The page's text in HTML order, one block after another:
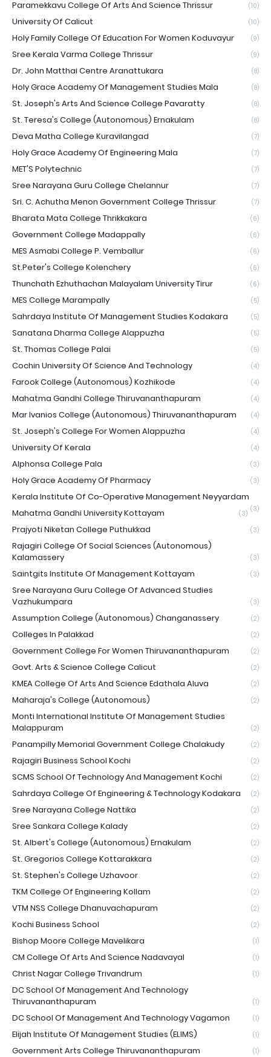
Paramekkavu College Of Arts And Science Thrissur (10)
University Of Calicut (10)
Holy Family College Of Education For Women Koduvayur (9)
Sree Kerala Varma College Thrissur (9)
Dr. John Matthai Centre Aranattukara (8)
Holy Grace Academy Of Management Studies Mala (8)
St. Joseph's Arts And Science College Pavaratty (8)
St. Teresa's College (Autonomous) Ernakulam (8)
Deva Matha College Kuravilangad (7)
Holy Grace Academy Of Engineering Mala (7)
MET'S Polytechnic (7)
Sree Narayana Guru College Chelannur (7)
Sri. C. Achutha Menon Government College Thrissur (7)
Bharata Mata College Thrikkakara (6)
Government College Madappally (6)
MES Asmabi College P. Vemballur (6)
St.Peter's College Kolenchery (6)
Thunchath Ezhuthachan Malayalam University Tirur (6)
MES College Marampally (5)
Sahrdaya Institute Of Management Studies Kodakara (5)
Sanatana Dharma College Alappuzha (5)
St. Thomas College Palai (5)
Cochin University Of Science And Technology (4)
Farook College (Autonomous) Kozhikode (4)
Mahatma Gandhi College Thiruvananthapuram (4)
Mar Ivanios College (Autonomous) Thiruvananthapuram (4)
St. Joseph's College For Women Alappuzha (4)
University Of Kerala (4)
Alphonsa College Pala (3)
Holy Grace Academy Of Pharmacy (3)
Kerala Institute Of Co-Operative Management Neyyardam
(3)
Mahatma Gandhi University Kottayam (3)
Prajyoti Niketan College Puthukkad (3)
Rajagiri College Of Social Sciences (Autonomous)
Kalamassery
(3)
Saintgits Institute Of Management Kottayam (3)
Sree Narayana Guru College Of Advanced Studies
Vazhukumpara
(3)
Assumption College (Autonomous) Changanassery (2)
Colleges In Palakkad (2)
Government College For Women Thiruvananthapuram (2)
Govt. Arts & Science College Calicut (2)
KMEA College Of Arts And Science Edathala Aluva (2)
Maharaja's College (Autonomous) (2)
Monti International Institute Of Management Studies
Malappuram
(2)
Panampilly Memorial Government College Chalakudy (2)
Rajagiri Business School Kochi (2)
SCMS School Of Technology And Management Kochi (2)
Sahrdaya College Of Engineering & Technology Kodakara (2)
Sree Narayana College Nattika (2)
Sree Sankara College Kalady (2)
St. Albert's College (Autonomous) Ernakulam (2)
St. Gregorios College Kottarakkara (2)
St. Stephen's College Uzhavoor (2)
TKM College Of Engineering Kollam (2)
VTM NSS College Dhanuvachapuram (2)
Kochi Business School (2)
Bishop Moore College Mavelikara (1)
CM College Of Arts And Science Nadavayal (1)
Christ Nagar College Trivandrum (1)
DC School Of Management And Technology
Thiruvananthapuram
(1)
DC School Of Management And Technology Vagamon (1)
Elijah Institute Of Management Studies (ELIMS) (1)
Government Arts College Thiruvananthapuram (1)